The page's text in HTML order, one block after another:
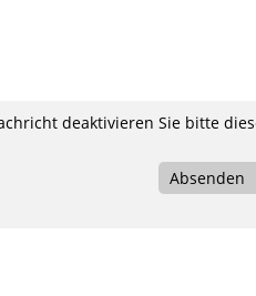
deaktivieren Sie bitte
Absenden